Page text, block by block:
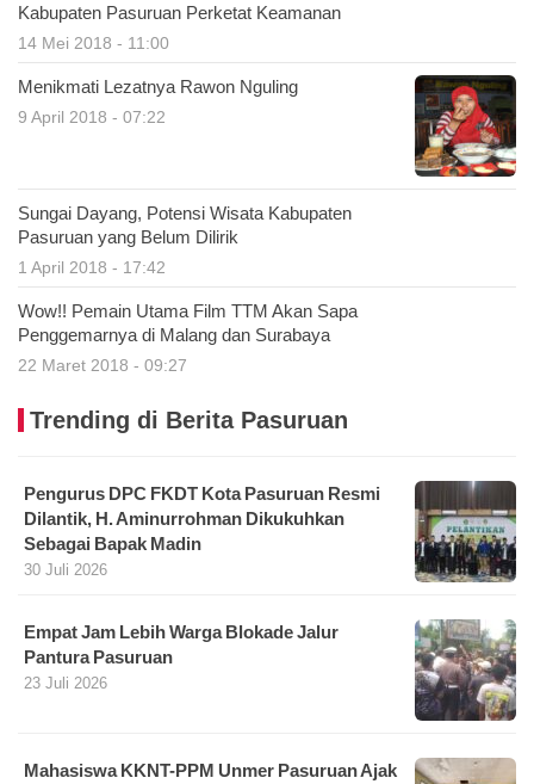
Kabupaten Pasuruan Perketat Keamanan
14 Mei 2018 - 11:00
Menikmati Lezatnya Rawon Nguling
9 April 2018 - 07:22
Sungai Dayang, Potensi Wisata Kabupaten
Pasuruan yang Belum Dilirik
1 April 2018 - 17:42
Wow!! Pemain Utama Film TTM Akan Sapa
Penggemarnya di Malang dan Surabaya
22 Maret 2018 - 09:27
Trending di Berita Pasuruan
Pengurus DPC FKDT Kota Pasuruan Resmi
Dilantik, H. Aminurrohman Dikukuhkan
Sebagai Bapak Madin
30 Juli 2026
Empat Jam Lebih Warga Blokade Jalur
Pantura Pasuruan
23 Juli 2026
Mahasiswa KKNT-PPM Unmer Pasuruan Ajak